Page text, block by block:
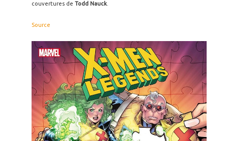
couvertures de Todd Nauck
Source